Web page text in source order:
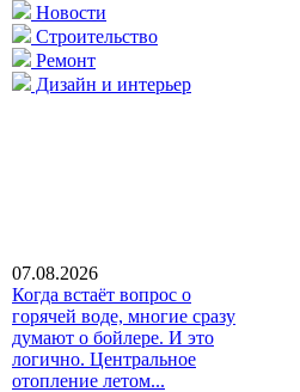
Новости
Строительство
Ремонт
Дизайн и интерьер
07.08.2026
Когда встаёт вопрос о
горячей воде, многие сразу
думают о бойлере. И это
логично. Центральное
отопление летом...